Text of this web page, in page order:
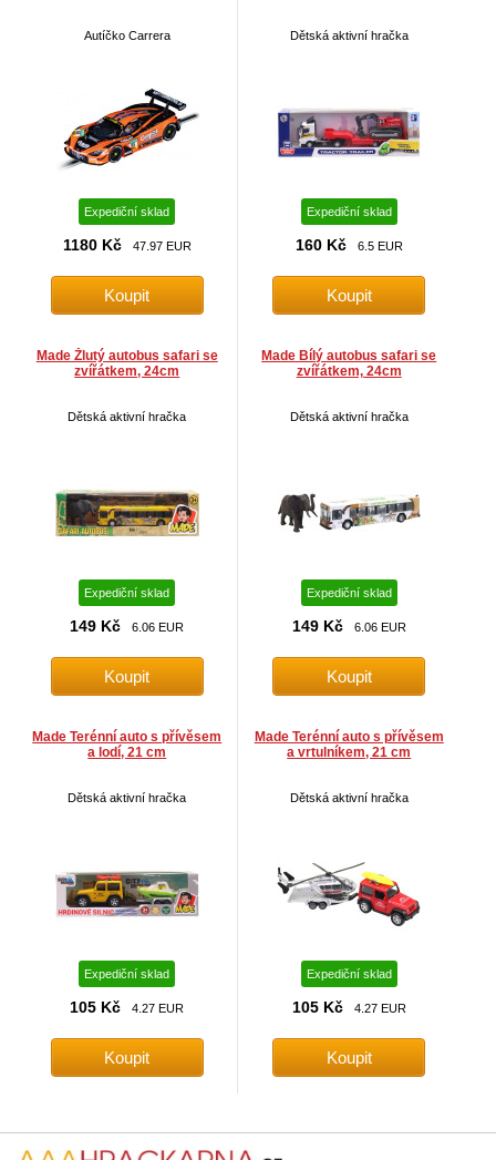
Autíčko Carrera
Expediční sklad
1180 Kč 47.97 EUR
Dětská aktivní hračka
Expediční sklad
160 Kč 6.5 EUR
Made Žlutý autobus safari se
zvířátkem, 24cm
Dětská aktivní hračka
Expediční sklad
149 Kč 6.06 EUR
Made Bílý autobus safari se
zvířátkem, 24cm
Dětská aktivní hračka
Expediční sklad
149 Kč 6.06 EUR
Made Terénní auto s přívěsem
a lodí, 21 cm
Dětská aktivní hračka
Expediční sklad
105 Kč 4.27 EUR
Made Terénní auto s přívěsem
a vrtulníkem, 21 cm
Dětská aktivní hračka
Expediční sklad
105 Kč 4.27 EUR